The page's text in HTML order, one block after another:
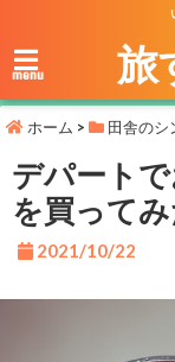
menu 旅
ホーム > 田舎のシ
デパート
を買って
2021/10/22